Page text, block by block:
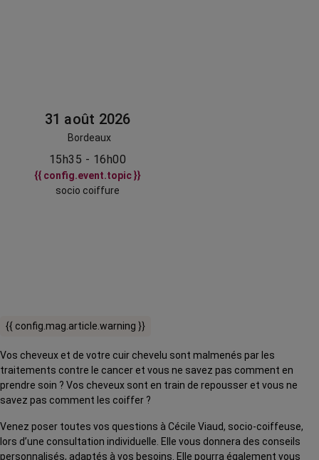
31 août 2026
Bordeaux
15h35 - 16h00
{{ config.event.topic }}
socio coiffure
{{ config.mag.article.warning }}
Vos cheveux et de votre cuir chevelu sont malmenés par les
traitements contre le cancer et vous ne savez pas comment en
prendre soin ? Vos cheveux sont en train de repousser et vous ne
savez pas comment les coiffer ?
Venez poser toutes vos questions à Cécile Viaud, socio-coiffeuse,
lors d’une consultation individuelle. Elle vous donnera des conseils
personnalisés, adaptés à vos besoins. Elle pourra également vous